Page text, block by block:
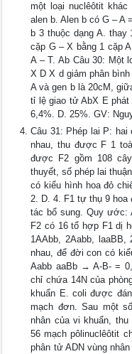
một loại nuclêôtit
alen b. Alen b có G – A
b 3 thuộc dạng A.
cặp G – X bằng 1 cặp
A – T. Ab Câu 30: Một
X D X d giảm phân
A và gen b là 20cM,
tỉ lệ giao tử AbX E
6,4%. D. 25%. GV:
Câu 31: Phép lai P: hai
nhau, thu được F 1
được F2 gồm 108
thuyết, số phép lai
có kiểu hình hoa đỏ
2. D. 4. F1 tự thụ 9 hoa
tác bổ sung. Quy ước:
F2 có 16 tổ hợp F1 dị
1AAbb, 2Aabb,
nhau, để đời con có
Aabb aaBb → A-B- =
chỉ chứa 14N của
khuẩn E. coli được
mạch đơn. Sau một
nhân của vi khuẩn,
56 mạch pôlinuclêôtit
phân tử ADN vùng